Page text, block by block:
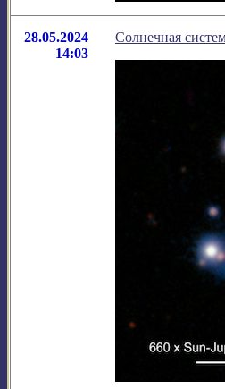
28.05.2024
14:03
Солнечная